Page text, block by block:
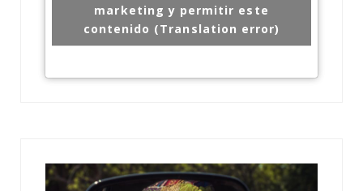
marketing y permitir este
contenido (Translation error)